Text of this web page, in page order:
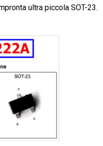
ultra piccola SOT-23.